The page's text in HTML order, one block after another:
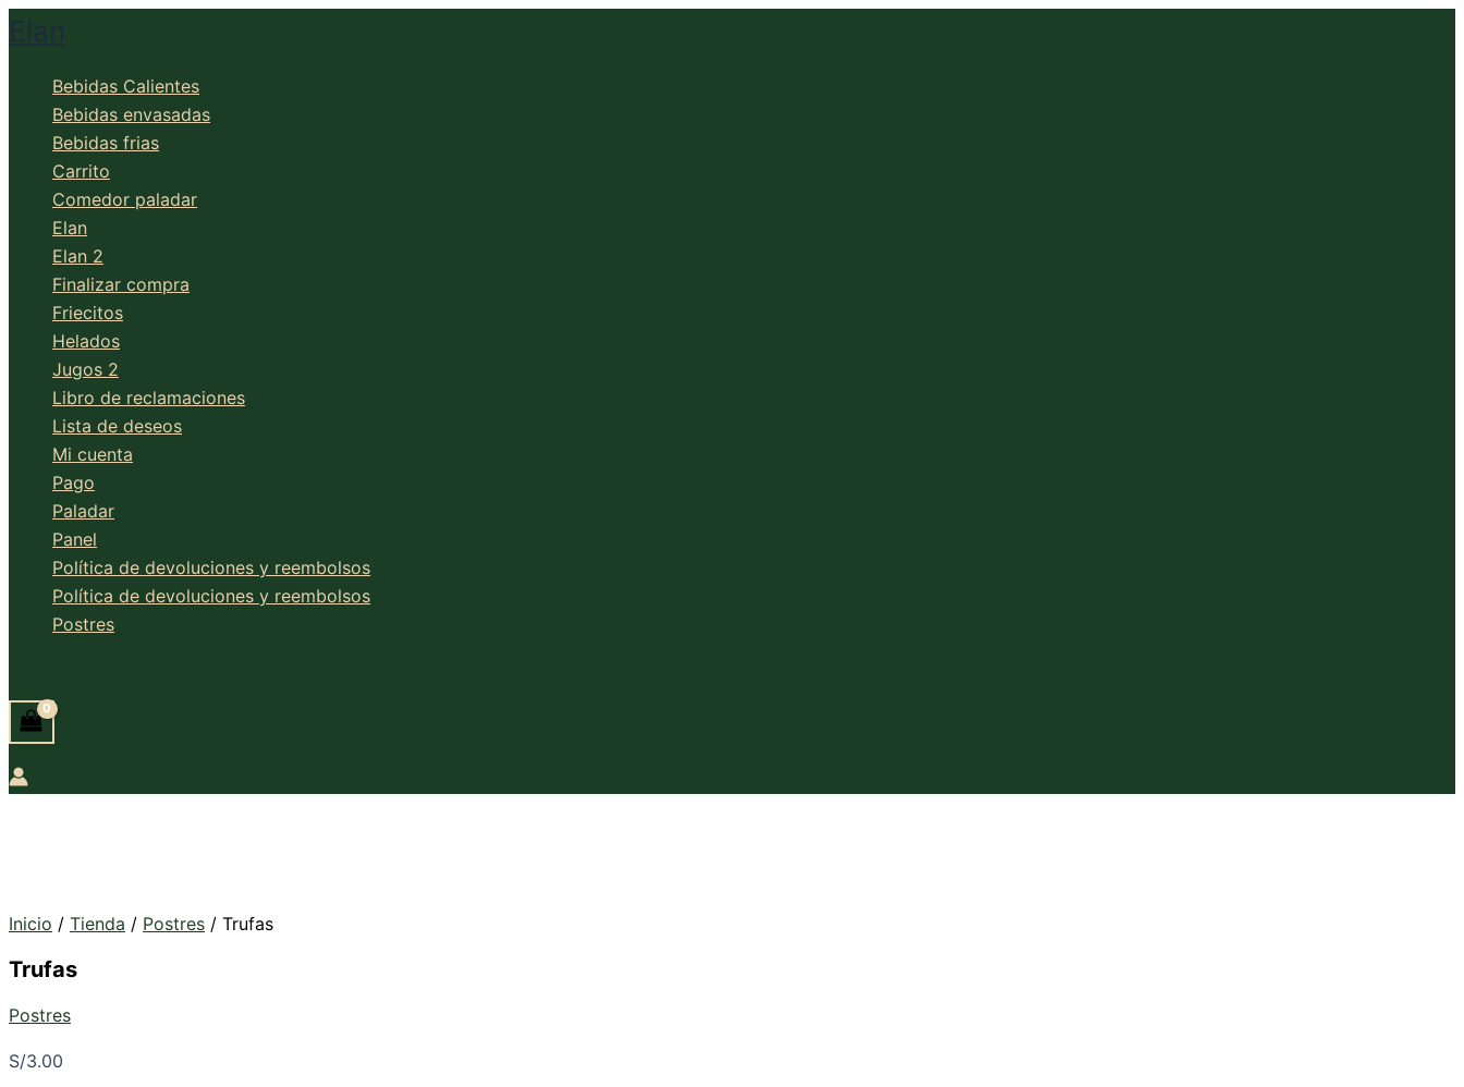
contenidoBebidas Calientes
Bebidas envasadas
Bebidas frias
Carrito
Comedor paladar
Elan
Elan 2
Finalizar compra
Friecitos
Helados
Jugos 2
Libro de reclamaciones
Lista de deseos
Mi cuenta
Pago
Paladar
Panel
Política de devoluciones y reembolsos
Política de devoluciones y reembolsos
Postres
Inicio / Tienda / Postres / Trufas
Trufas
Postres
S/3.00